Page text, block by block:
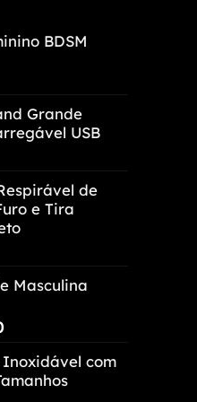
BDSM
Grande
USB
de
e Tira
Masculina
Faixa
preço:
R$231,90
Inoxidável com